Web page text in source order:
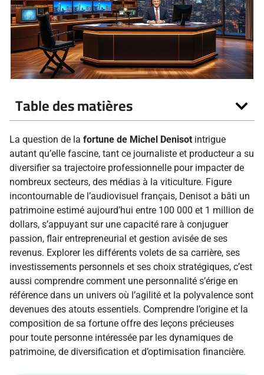
Table des matières
La question de la fortune de Michel Denisot intrigue
autant qu’elle fascine, tant ce journaliste et producteur a su
diversifier sa trajectoire professionnelle pour impacter de
nombreux secteurs, des médias à la viticulture. Figure
incontournable de l’audiovisuel français, Denisot a bâti un
patrimoine estimé aujourd’hui entre 100 000 et 1 million de
dollars, s’appuyant sur une capacité rare à conjuguer
passion, flair entrepreneurial et gestion avisée de ses
revenus. Explorer les différents volets de sa carrière, ses
investissements personnels et ses choix stratégiques, c’est
aussi comprendre comment une personnalité s’érige en
référence dans un univers où l’agilité et la polyvalence sont
devenues des atouts essentiels. Comprendre l’origine et la
composition de sa fortune offre des leçons précieuses
pour toute personne intéressée par les dynamiques de
patrimoine, de diversification et d’optimisation financière.